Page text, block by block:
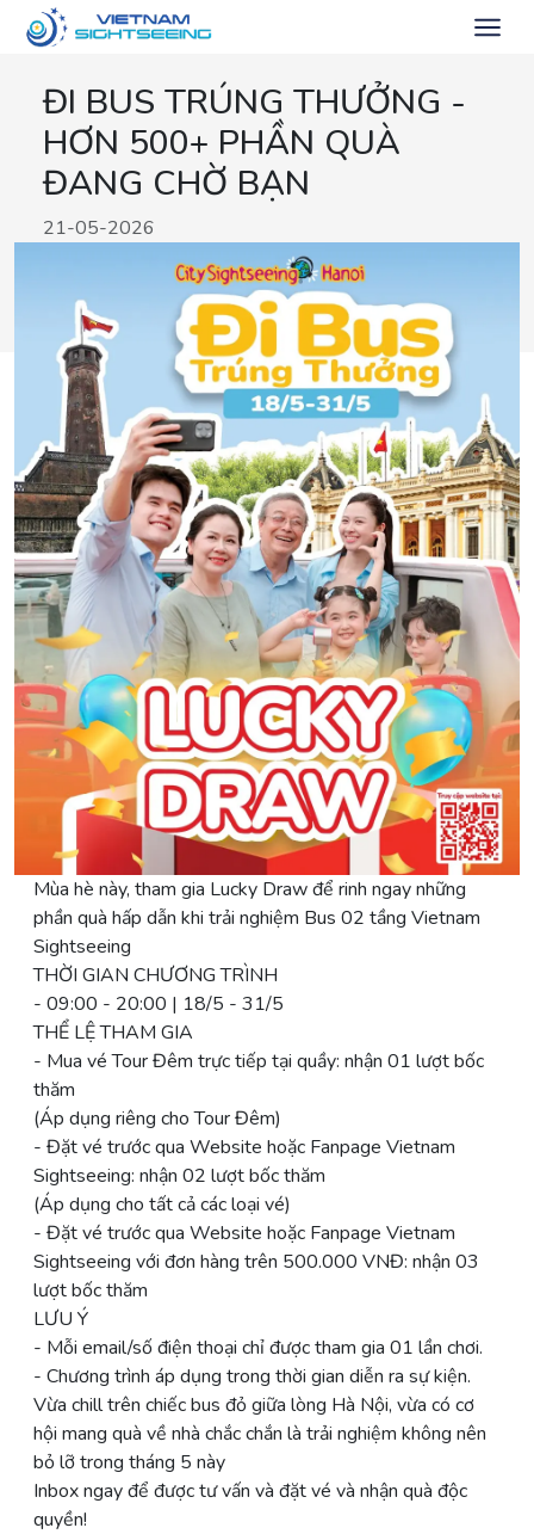
ĐI BUS TRÚNG THƯỞNG -
HƠN 500+ PHẦN QUÀ
ĐANG CHỜ BẠN
21-05-2026
Mùa hè này, tham gia Lucky Draw để rinh ngay những
phần quà hấp dẫn khi trải nghiệm Bus 02 tầng Vietnam
Sightseeing
THỜI GIAN CHƯƠNG TRÌNH
- 09:00 - 20:00 | 18/5 - 31/5
THỂ LỆ THAM GIA
- Mua vé Tour Đêm trực tiếp tại quầy: nhận 01 lượt bốc
thăm
(Áp dụng riêng cho Tour Đêm)
- Đặt vé trước qua Website hoặc Fanpage Vietnam
Sightseeing: nhận 02 lượt bốc thăm
(Áp dụng cho tất cả các loại vé)
- Đặt vé trước qua Website hoặc Fanpage Vietnam
Sightseeing với đơn hàng trên 500.000 VNĐ: nhận 03
lượt bốc thăm
LƯU Ý
- Mỗi email/số điện thoại chỉ được tham gia 01 lần chơi.
- Chương trình áp dụng trong thời gian diễn ra sự kiện.
Vừa chill trên chiếc bus đỏ giữa lòng Hà Nội, vừa có cơ
hội mang quà về nhà chắc chắn là trải nghiệm không nên
bỏ lỡ trong tháng 5 này
Inbox ngay để được tư vấn và đặt vé và nhận quà độc
quyền!